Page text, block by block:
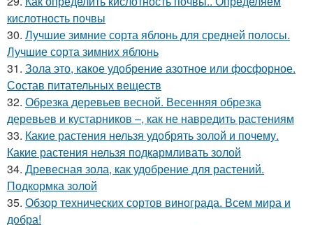
кислотность почвы
30. Лучшие зимние сорта яблонь для средней полосы.
Лучшие сорта зимних яблонь
31. Зола это, какое удобрение азотное или фосфорное.
Состав питательных веществ
32. Обрезка деревьев весной. Весенняя обрезка
деревьев и кустарников –, как не навредить растениям
33. Какие растения нельзя удобрять золой и почему.
Какие растения нельзя подкармливать золой
34. Древесная зола, как удобрение для растений.
Подкормка золой
35. Обзор технических сортов винограда. Всем мира и
добра!